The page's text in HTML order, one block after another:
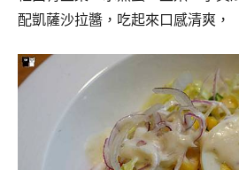
配凱薩沙拉醬，吃起來口感清爽，